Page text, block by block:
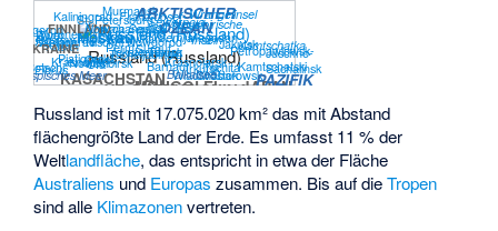
Russland (Russland)
Moskau
St. Petersburg
Nowgorod
Nowosibirsk
Krasnodar
Woronesch
Twer
Jekaterinburg
Petropawlowsk-
Kamtschatski
Syktywkar
Surgut
Magadan
Juschno-
Sachalinsk
Nischni Nowgorod
Ufa
Sotschi
Kaliningrad
Samara
TscheljabinskKrasnojarsk
Kasan Perm
Omsk
Wladiwostok
Norilsk
Tomsk
Irkutsk
Murmansk
Pjatigorsk
Rostow
Wolgograd
Tschita
Chabarowsk
Archangelsk
Jakutsk
Barnaul
Elbrus
FINNLAND
UKRAINE
VR CHINA
VR CHINA
MONGOLEI
KASACHSTAN JAPAN
ARKTISCHER
OZEAN
PAZIFIK
Kaspisches Meer Baikalsee
Nowaja Semlja
Kamtschatka
Franz-Josef-
Land
Sewernaja
Semlja
Neusibirische
Inseln
Wrangelinsel
Russland ist mit 17.075.020 km² das mit Abstand
flächengrößte Land der Erde. Es umfasst 11 % der
Weltlandfläche, das entspricht in etwa der Fläche
Australiens und Europas zusammen. Bis auf dieTropen
sind alle Klimazonenvertreten.